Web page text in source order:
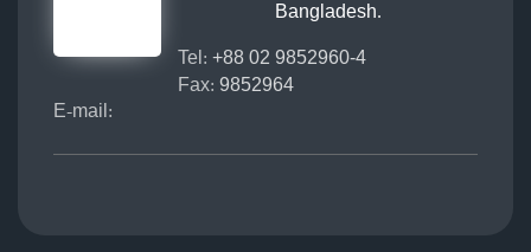
Bangladesh.
Tel: +88 02 9852960-4
Fax: 9852964
E-mail: